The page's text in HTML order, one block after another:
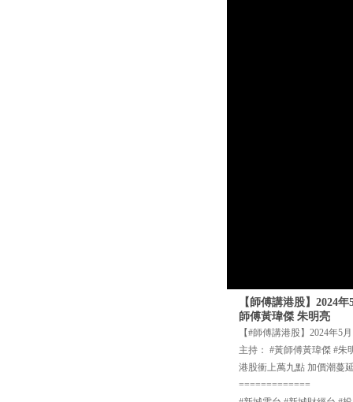
【師傅講港股】2024
師傅黃瑋傑 朱明亮
【#師傅講港股】2024年5
主持： #黃師傅黃瑋傑 #朱
港股衝上萬九點 加價潮蔓
=============